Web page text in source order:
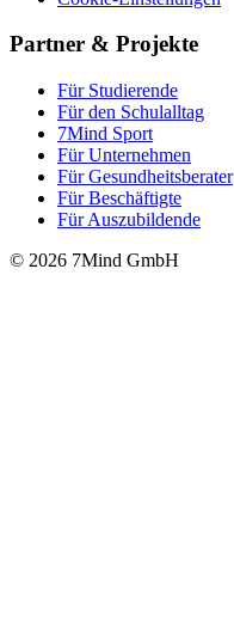
Partner & Projekte
Für Stu­die­rende
Für den Schulalltag
7Mind Sport
Für Unter­neh­men
Für Gesund­heits­be­ra­ter
Für Beschäftigte
Für Auszubildende
© 2026 7Mind GmbH